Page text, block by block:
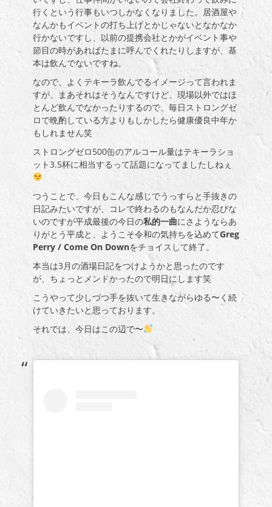
行くという行事もいつしかなくなりました。居酒屋や
なんかもイベントの打ち上げとかじゃないとなかなか
行かないですし、以前の提携会社とかがイベント事や
節目の時があればたまに呼んでくれたりしますが、基
本は飲んでないですね。
なので、よくテキーラ飲んでるイメージって言われま
すが、まあそれはそうなんですけど、現場以外ではほ
とんど飲んでなかったりするので、毎日ストロングゼ
ロで晩酌している方よりもしかしたら健康優良中年か
もしれません笑
ストロングゼロ500缶のアルコール量はテキーラショ
ット3.5杯に相当するって話題になってましたしねぇ
つうことで、今日もこんな感じでうっすらと手抜きの
日記みたいですが、コレで終わるのもなんだか忍びな
いのですが平成最後の今日の私的一曲にさようならあ
りがとう平成と、ようこそ令和の気持ちを込めてGreg
Perry / Come On Downをチョイスして終了。
本当は3月の酒場日記をつけようかと思ったのです
が、ちょっとメンドかったので明日にします笑
こうやって少しづつ手を抜いて生きながらゆる〜く続
けていきたいと思っております。
それでは、今日はこの辺で〜